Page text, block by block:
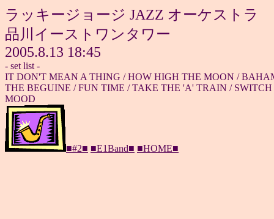
ラッキージョージ JAZZ オーケストラ
品川イーストワンタワー
2005.8.13 18:45
- set list -
IT DON'T MEAN A THING / HOW HIGH THE MOON /
THE BEGUINE / FUN TIME / TAKE THE 'A' TRAIN /
MOOD
■#2■ ■E1Band■ ■HOME■